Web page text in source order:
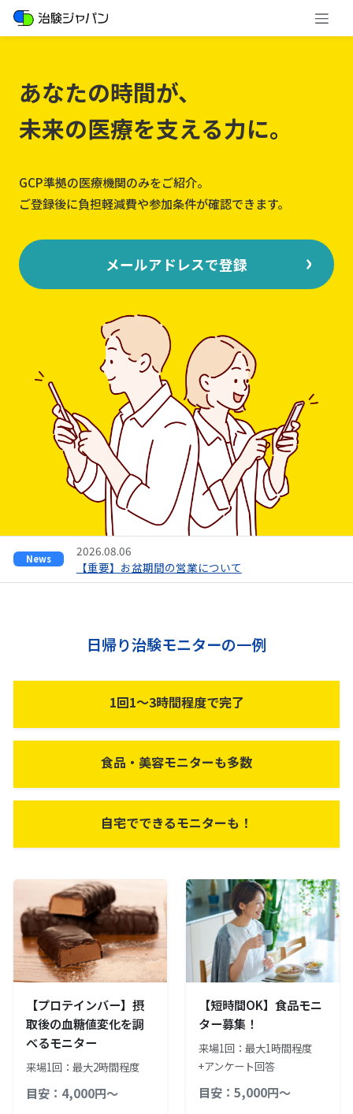
あなたの時間が、
未来の医療を支える力に。
GCP準拠の医療機関のみをご紹介。
ご登録後に負担軽減費や参加条件が確認できます。
メールアドレスで登録
News
2026.08.06
【重要】お盆期間の営業について
日帰り治験モニターの一例
1回1～3時間程度で完了
食品・美容モニターも多数
自宅でできるモニターも！
【プロテインバー】摂
取後の血糖値変化を調
べるモニター
来場1回：最大2時間程度
目安：4,000円～
【短時間OK】食品モニ
ター募集！
来場1回：最大1時間程度
+アンケート回答
目安：5,000円～